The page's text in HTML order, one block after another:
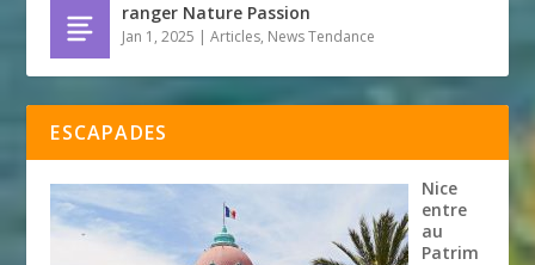
ranger Nature Passion
Jan 1, 2025 |Articles, News Tendance
ESCAPADES
Nice
entre
au
Patrim